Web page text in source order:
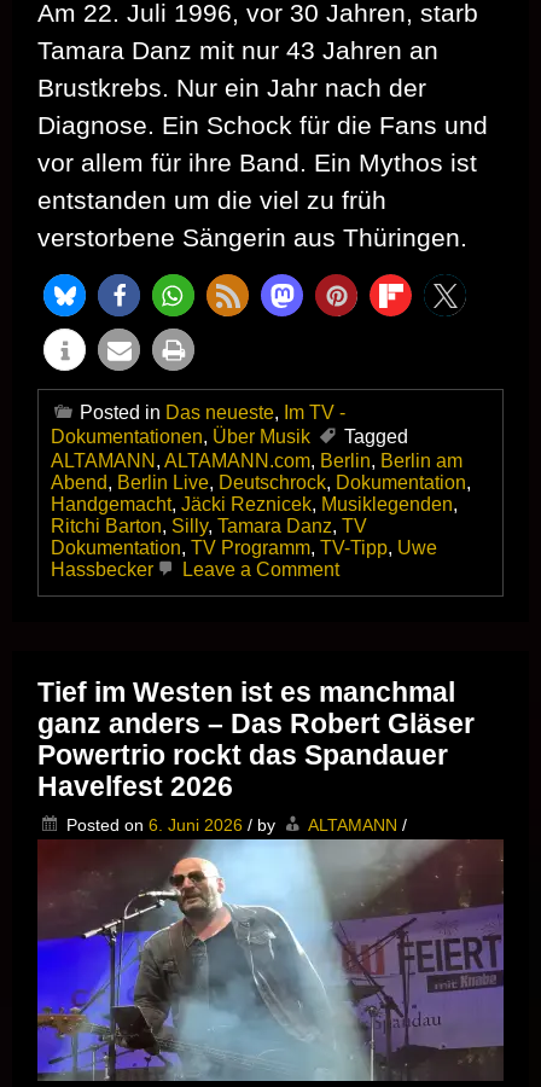
Am 22. Juli 1996, vor 30 Jahren, starb
Tamara Danz mit nur 43 Jahren an
Brustkrebs. Nur ein Jahr nach der
Diagnose. Ein Schock für die Fans und
vor allem für ihre Band. Ein Mythos ist
entstanden um die viel zu früh
verstorbene Sängerin aus Thüringen.
Posted in Das neueste, Im TV -
Dokumentationen, Über Musik
Tagged
ALTAMANN , ALTAMANN.com, Berlin, Berlin am
Abend, Berlin Live, Deutschrock, Dokumentation,
Handgemacht, Jäcki Reznicek, Musiklegenden,
Ritchi Barton, Silly, Tamara Danz, TV
Dokumentation, TV Programm, TV-Tipp, Uwe
Hassbecker
Leave a Commenton
FERNSEHEN!
+++
DOKUMENTATION!
FÜR
LEGENDEN
EIN
ABEND
FÜR
TAMARA
DANZ
Tief im Westen ist es manchmal
ganz anders – Das Robert Gläser
Powertrio rockt das Spandauer
Havelfest 2026
Posted on 6. Juni 2026 / by ALTAMANN /